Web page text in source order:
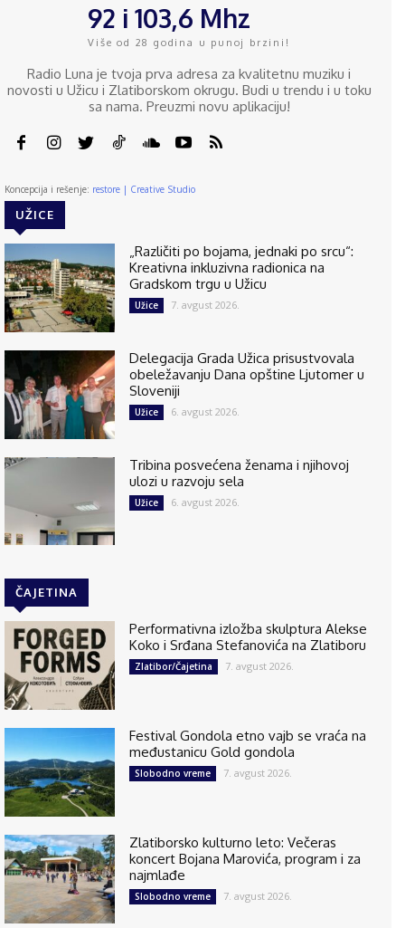
92 i 103,6 Mhz
Više od 28 godina u punoj brzini!
Radio Luna je tvoja prva adresa za kvalitetnu muziku i
novosti u Užicu i Zlatiborskom okrugu. Budi u trendu i u toku
sa nama. Preuzmi novu aplikaciju!
Koncepcija i rešenje: restore | Creative Studio
UŽICE
„Različiti po bojama, jednaki po srcu“:
Kreativna inkluzivna radionica na
Gradskom trgu u Užicu
Užice 7. avgust 2026.
Delegacija Grada Užica prisustvovala
obeležavanju Dana opštine Ljutomer u
Sloveniji
Užice 6. avgust 2026.
Tribina posvećena ženama i njihovoj
ulozi u razvoju sela
Užice 6. avgust 2026.
ČAJETINA
Performativna izložba skulptura Alekse
Koko i Srđana Stefanovića na Zlatiboru
Zlatibor/Čajetina 7. avgust 2026.
Festival Gondola etno vajb se vraća na
međustanicu Gold gondola
Slobodno vreme 7. avgust 2026.
Zlatiborsko kulturno leto: Večeras
koncert Bojana Marovića, program i za
najmlađe
Slobodno vreme 7. avgust 2026.